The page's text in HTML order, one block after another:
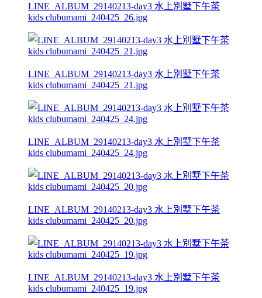
LINE_ALBUM_29140213-day3 水上別墅下午茶
kids clubumami_240425_26.jpg
LINE_ALBUM_29140213-day3 水上別墅下午茶
kids clubumami_240425_21.jpg
LINE_ALBUM_29140213-day3 水上別墅下午茶
kids clubumami_240425_24.jpg
LINE_ALBUM_29140213-day3 水上別墅下午茶
kids clubumami_240425_20.jpg
LINE_ALBUM_29140213-day3 水上別墅下午茶
kids clubumami_240425_19.jpg